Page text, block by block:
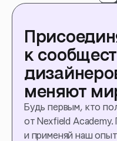
по
записям
к
меняют
Будь первым, кто
от Nexfield
и применяй наш опыт